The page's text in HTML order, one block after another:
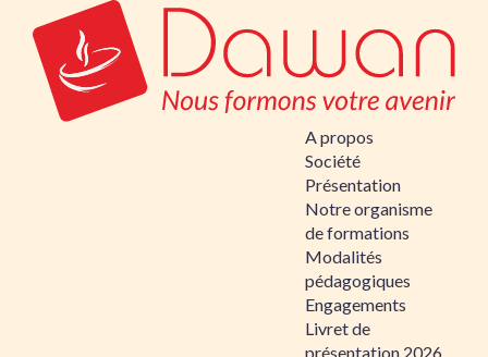
A propos
Société
Présentation
Notre organisme
de formations
Modalités
pédagogiques
Engagements
Livret de
présentation 2026